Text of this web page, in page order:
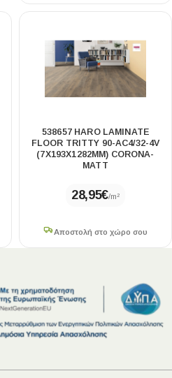
538657 HARO LAMINATE
FLOOR TRITTY 90-AC4/32-4V
(7X193X1282MM) CORONA-
MATT
28,95€/m²
Αποστολή στο χώρο σου